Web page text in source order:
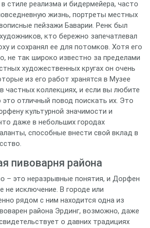
стиле реализма и бидермейера, часто
жизнь, портреты местных
пейзажи Баварии. Ренк был
кто бережно запечатлевал
и сохранял ее для потомков. Хотя его
не так широко известно за пределами
художественных кругах он очень
из его работ хранятся в Музее
частных коллекциях, и если вы любите
это отличный повод поискать их. Это
культурной значимости и
даже в небольших городах
способные внести свой вклад в
пивоварня района
– это неразрывные понятия, и Дорфен
не исключение. В городе или
рядом с ним находится одна из
района Эрдинг, возможно, даже
о давних традициях